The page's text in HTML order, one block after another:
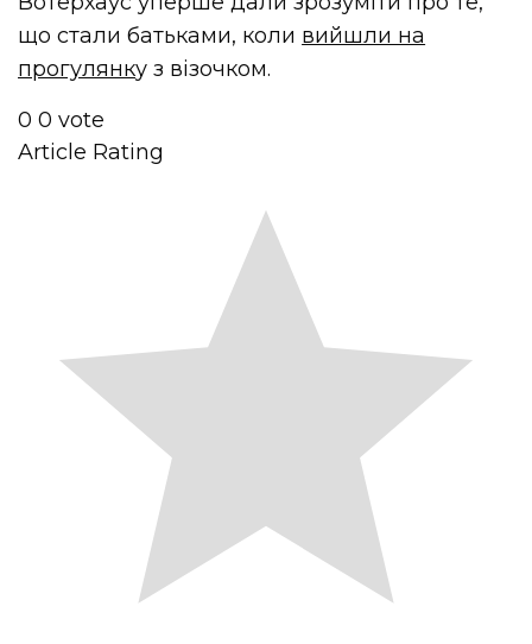
що стали батьками, коли вийшли на
прогулянку з візочком.
0 0 vote
Article Rating